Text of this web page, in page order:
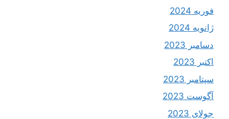
فوریه 2024
ژانویه 2024
دسامبر 2023
اکتبر 2023
سپتامبر 2023
آگوست 2023
جولای 2023